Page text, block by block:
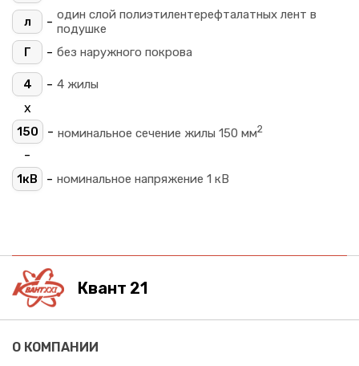
л - один слой полиэтилентерефталатных лент в
подушке
Г
- без наружного покрова
4 - 4 жилы
х
150 - номинальное сечение жилы 150 мм2
-
1кВ - номинальное напряжение 1 кВ
Квант 21
О КОМПАНИИ